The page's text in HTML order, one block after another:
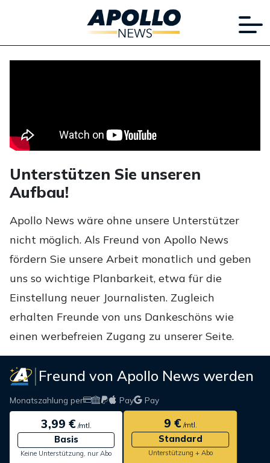
Unterstützen Sie unseren
Aufbau!
Apollo News wäre ohne unsere Unterstützer
nicht möglich. Als Freund von Apollo News
fördern Sie unsere Arbeit monatlich und geben
uns so wichtige Planbarkeit, etwa für die
Einstellung neuer Journalisten. Zugleich
erhalten Freunde von uns Dankeschöns wie
einen werbefreien Zugang zu unserer Seite.
Freund von Apollo News werden
Monatszahlung per Pay Pay
3,99 €/mtl.
Basis
Keine Unterstützung, nur Abo
9 €/mtl.
Standard
Unterstützung + Abo